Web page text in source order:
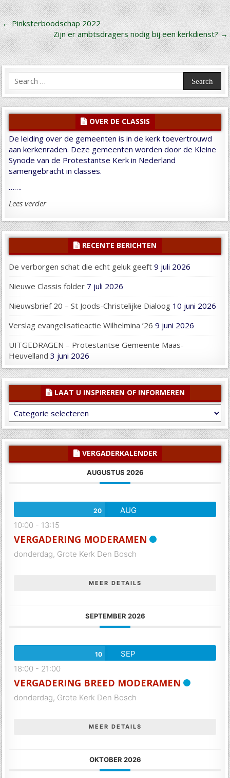
Bericht
navigatie
← Pinksterboodschap 2022
Zijn er ambtsdragers nodig bij een kerkdienst? →
Search
for:
OVER DE CLASSIS
De leiding over de gemeenten is in de kerk toevertrouwd
aan kerkenraden. Deze gemeenten worden door de Kleine
Synode van de Protestantse Kerk in Nederland
samengebracht in classes.
…….
Lees verder
RECENTE BERICHTEN
De verborgen schat die echt geluk geeft 9 juli 2026
Nieuwe Classis folder 7 juli 2026
Nieuwsbrief 20 – St Joods-Christelijke Dialoog 10 juni 2026
Verslag evangelisatieactie Wilhelmina ’26 9 juni 2026
UITGEDRAGEN – Protestantse Gemeente Maas-
Heuvelland 3 juni 2026
LAAT U INSPIREREN OF INFORMEREN
Laat
U
inspireren
of
VERGADERKALENDER
AUGUSTUS 2026
20
AUG
10:00 - 13:15
VERGADERING MODERAMEN
donderdag, Grote Kerk Den Bosch
MEER DETAILS
SEPTEMBER 2026
10
SEP
18:00 - 21:00
VERGADERING BREED MODERAMEN
donderdag, Grote Kerk Den Bosch
MEER DETAILS
OKTOBER 2026